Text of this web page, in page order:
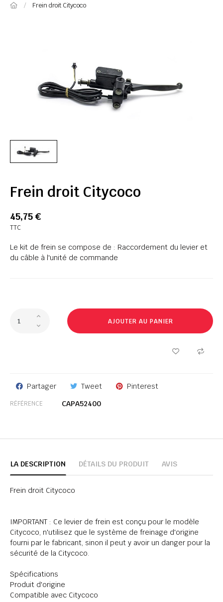
Frein droit Citycoco
Frein droit Citycoco
45,75 €
TTC
Le kit de frein se compose de : Raccordement du levier et
du câble à l'unité de commande
AJOUTER AU PANIER
Partager Tweet Pinterest
RÉFÉRENCE CAPA52400
LA DESCRIPTION DÉTAILS DU PRODUIT AVIS
Frein droit Citycoco
IMPORTANT : Ce levier de frein est conçu pour le modèle
Citycoco, n'utilisez que le système de freinage d'origine
fourni par le fabricant, sinon il peut y avoir un danger pour la
sécurité de la Citycoco.
Spécifications
Produit d'origine
Compatible avec Citycoco